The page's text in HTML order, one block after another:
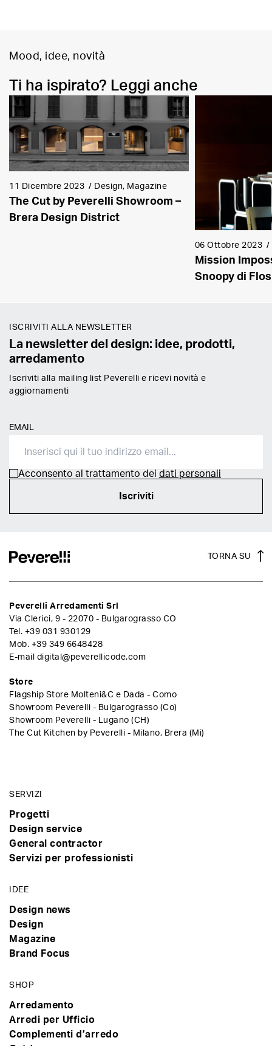
Mood, idee, novità
Ti ha ispirato? Leggi anche
11 Dicembre 2023 / Design, Magazine
The Cut by Peverelli Showroom –
Brera Design District
06 Ottobre 2023 /
Mission
Snoopy di Flos
ISCRIVITI ALLA NEWSLETTER
La newsletter del design: idee, prodotti,
arredamento
Iscriviti alla mailing list Peverelli e ricevi novità e
aggiornamenti
EMAIL
Acconsento al trattamento dei dati personali
Iscriviti
TORNA SU
Peverelli Arredamenti Srl
Via Clerici, 9 - 22070 - Bulgarograsso CO
Tel. +39 031 930129
Mob. +39 349 6648428
E-mail digital@peverellicode.com
Store
Flagship Store Molteni&C e Dada - Como
Showroom Peverelli - Bulgarograsso (Co)
Showroom Peverelli - Lugano (CH)
The Cut Kitchen by Peverelli - Milano, Brera (Mi)
SERVIZI
Progetti
Design service
General contractor
Servizi per professionisti
IDEE
Design news
Design
Magazine
Brand Focus
SHOP
Arredamento
Arredi per Ufficio
Complementi d’arredo